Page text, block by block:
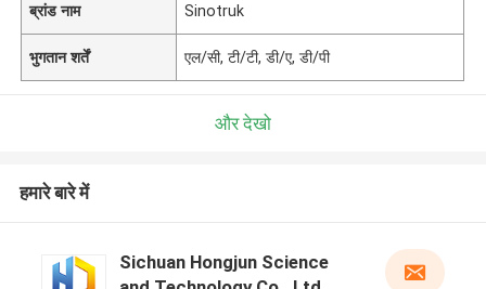
ब्रांड नाम Sinotruk
भुगतान शर्तें एल/सी, टी/टी, डी/ए, डी/पी
और देखो
हमारे बारे में
Sichuan Hongjun Science